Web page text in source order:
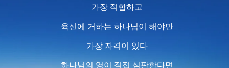
가장 적합하고
육신에 거하는 하나님이 해야만
가장 자격이 있다
하나님의 영이 직접 심판한다면